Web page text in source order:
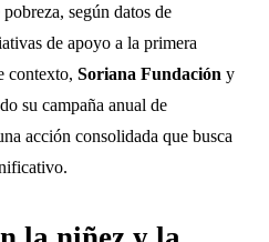
según datos de
de apoyo a la primera
contexto, Soriana Fundación y
su campaña anual de
acción consolidada que busca